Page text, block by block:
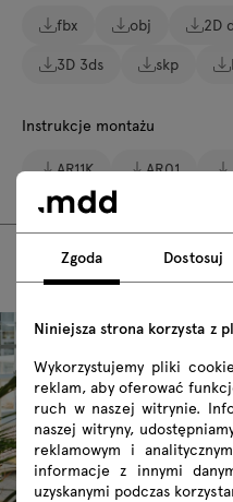
fbx obj 2D
3D 3ds
skp
Instrukcje montażu
AR11K AR01
Zgoda Dostosuj
Niniejsza strona korzysta z
Wykorzystujemy pliki
reklam, aby oferować
ruch w naszej witrynie.
naszej witryny,
reklamowym i
informacje z innymi
uzyskanymi podczas